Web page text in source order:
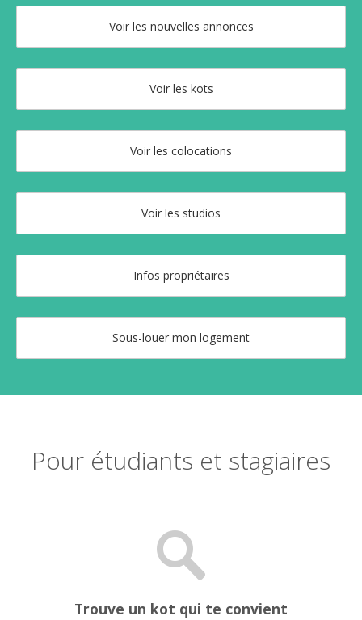
Voir les nouvelles annonces
Voir les kots
Voir les colocations
Voir les studios
Infos propriétaires
Sous-louer mon logement
Pour étudiants et stagiaires
Trouve un kot qui te convient